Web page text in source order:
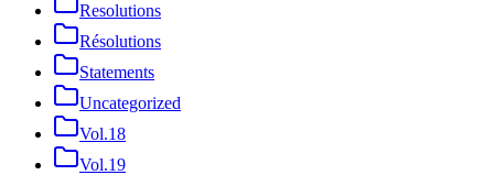
Resolutions
Résolutions
Statements
Uncategorized
Vol.18
Vol.19